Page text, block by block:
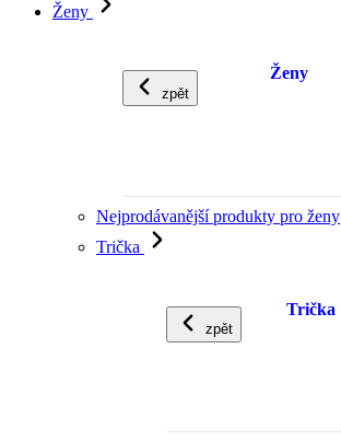
Ženy
zpět
Ženy
Nejprodávanější produkty pro ženy
Trička
zpět
Trička